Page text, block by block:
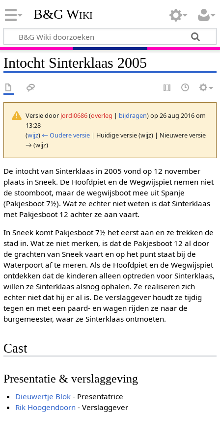
B&G Wiki
Intocht Sinterklaas 2005
Versie door Jordi0686(overleg | bijdragen)op 26 aug 2016 om
13:28
(wijz) ← Oudere versie| Huidige versie (wijz) | Nieuwere versie
→ (wijz)
De intocht van Sinterklaas in 2005 vond op 12 november
plaats in Sneek. De Hoofdpiet en de Wegwijspiet nemen niet
de stoomboot, maar de wegwijsboot mee uit Spanje
(Pakjesboot 7½). Wat ze echter niet weten is dat Sinterklaas
met Pakjesboot 12 achter ze aan vaart.
In Sneek komt Pakjesboot 7½ het eerst aan en ze trekken de
stad in. Wat ze niet merken, is dat de Pakjesboot 12 al door
de grachten van Sneek vaart en op het punt staat bij de
Waterpoort af te meren. Als de Hoofdpiet en de Wegwijspiet
ontdekken dat de kinderen alleen optreden voor Sinterklaas,
willen ze Sinterklaas alsnog ophalen. Ze realiseren zich
echter niet dat hij er al is. De verslaggever houdt ze tijdig
tegen en met een paard- en wagen rijden ze naar de
burgemeester, waar ze Sinterklaas ontmoeten.
Cast
Presentatie & verslaggeving
Dieuwertje Blok - Presentatrice
Rik Hoogendoorn - Verslaggever